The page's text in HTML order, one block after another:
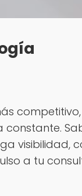
visibilidad,
a tu